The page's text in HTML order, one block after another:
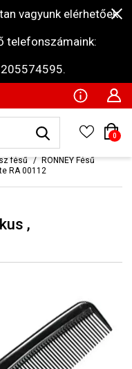
vagyunk elérhetőek
telefonszámaink:
0
fésű
RONNEY Fésű
RA 00112
,